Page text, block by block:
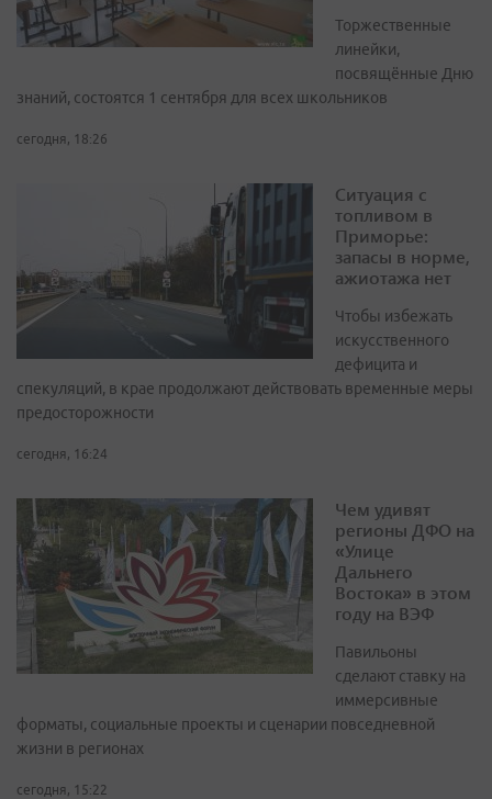
Торжественные
линейки,
посвящённые Дню
знаний, состоятся 1 сентября для всех школьников
сегодня, 18:26
Ситуация с
топливом в
Приморье:
запасы в норме,
ажиотажа нет
Чтобы избежать
искусственного
дефицита и
спекуляций, в крае продолжают действовать временные меры
предосторожности
сегодня, 16:24
Чем удивят
регионы ДФО на
«Улице
Дальнего
Востока» в этом
году на ВЭФ
Павильоны
сделают ставку на
иммерсивные
форматы, социальные проекты и сценарии повседневной
жизни в регионах
сегодня, 15:22